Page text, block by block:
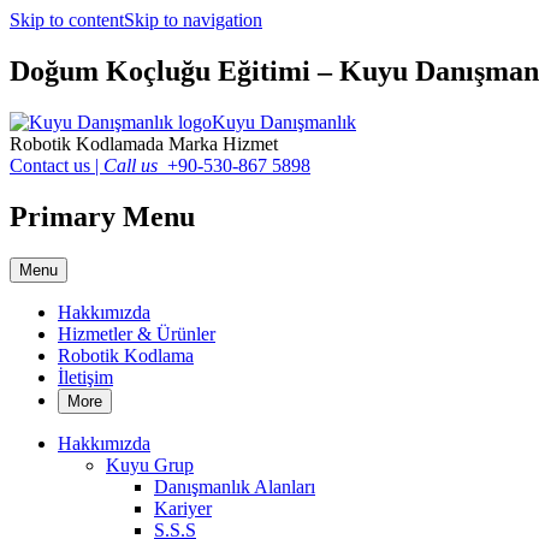
Skip to contentSkip to navigation
Doğum Koçluğu Eğitimi – Kuyu
Kuyu Danışmanlık
Robotik Kodlamada Marka Hizmet
Contact us | Call us +90-530-867 5898
Primary Menu
Menu
Hakkımızda
Hizmetler & Ürünler
Robotik Kodlama
İletişim
More
Hakkımızda
Kuyu Grup
Danışmanlık Alanları
Kariyer
S.S.S